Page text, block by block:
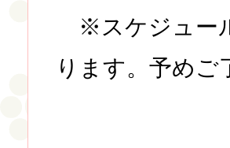
※スケジュー
ります。予めご